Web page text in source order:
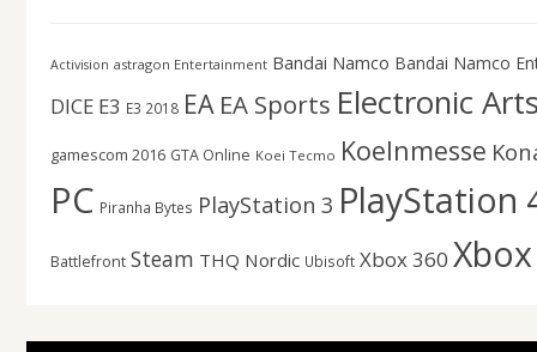
Activision astragon Entertainment Bandai Namco Bandai Namco
DICE E3 E3 2018 EA EA Sports Electronic
gamescom 2016 GTA Online Koei Tecmo Koelnmesse
PC Piranha Bytes PlayStation 3 PlayStation
Battlefront Steam THQ Nordic Ubisoft Xbox 360